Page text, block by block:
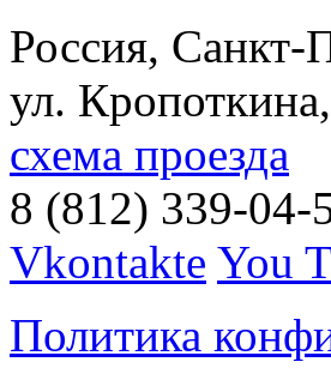
Россия, Санкт-
ул.
схема проезда
8 (812) 339-04-
Vkontakte You
Политика